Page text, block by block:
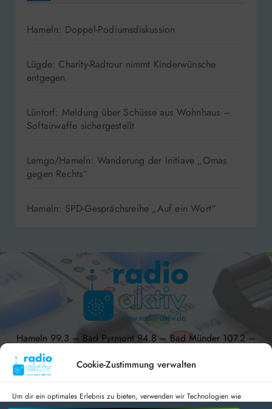
Cookie-Zustimmung verwalten
Um dir ein optimales Erlebnis zu bieten, verwenden wir Technologien wie
Hameln: Doppel-Podiumsdiskussion
Lügde: Charity-Radtour nimmt Kinderwünsche
entgegen
Lüntorf: Meldung über Schüsse aus Wohnhaus –
Softairwaffe sichergestellt
Lemgo/Hameln: Wanderung der Initiave „Omas
gegen Rechts“
Hameln: SPD-Gesprächsreihe „Auf ein Wort“
Hameln 99.3 – Bad Pyrmont 94.8 – Bad Münder 107.2 –
DAB+ 9C